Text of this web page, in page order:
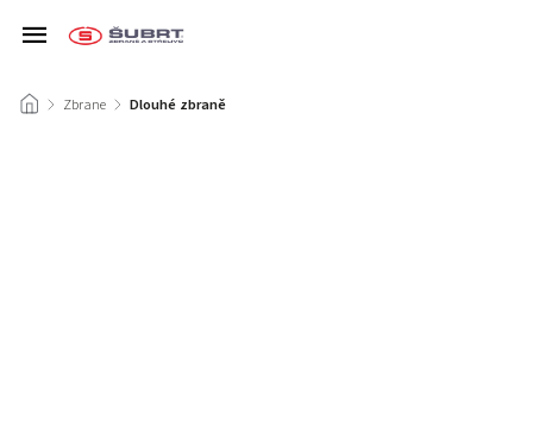
/ Zbrane / Dlouhé zbraně